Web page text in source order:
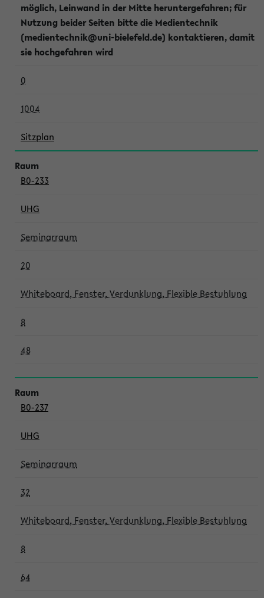
möglich, Leinwand in der Mitte heruntergefahren; für
Nutzung beider Seiten bitte die Medientechnik
(medientechnik@uni-bielefeld.de) kontaktieren, damit
sie hochgefahren wird
0
1004
Sitzplan
B0-233
UHG
Seminarraum
20
Whiteboard, Fenster, Verdunklung, Flexible Bestuhlung
8
48
B0-237
UHG
Seminarraum
32
Whiteboard, Fenster, Verdunklung, Flexible Bestuhlung
8
64